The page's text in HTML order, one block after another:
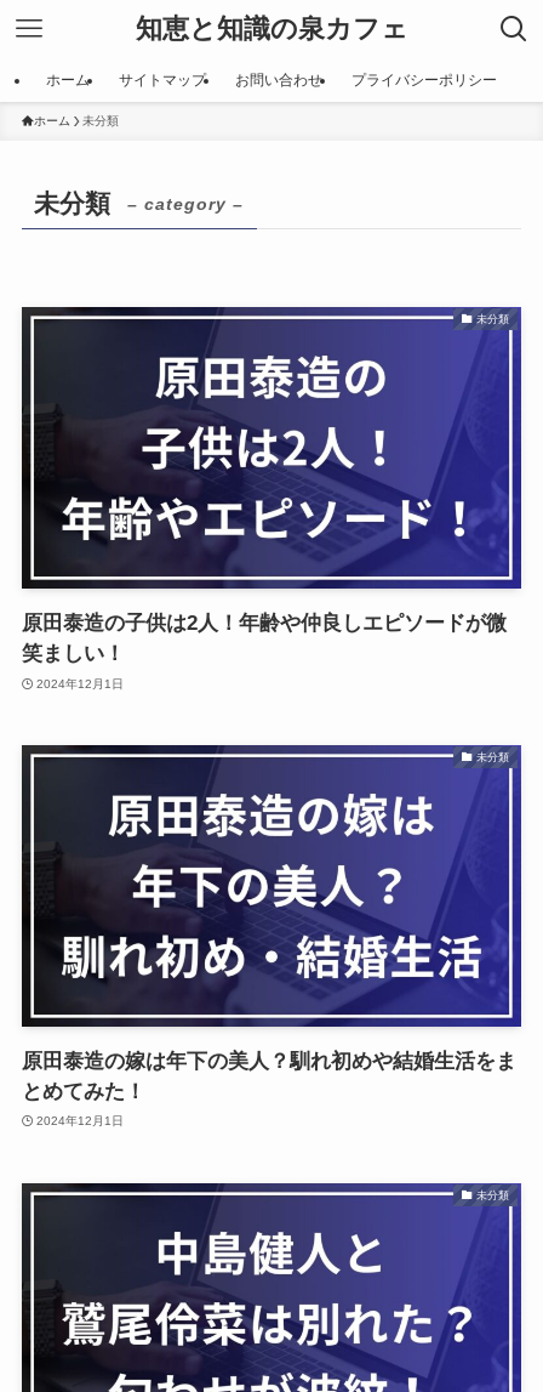
知恵と知識の泉カフェ
ホーム サイトマップ お問い合わせ プライバシーポリシー
ホーム 未分類
未分類 – category –
未分類
原田泰造の子供は2人！年齢や仲良しエピソードが微
笑ましい！
2024年12月1日
未分類
原田泰造の嫁は年下の美人？馴れ初めや結婚生活をま
とめてみた！
2024年12月1日
未分類